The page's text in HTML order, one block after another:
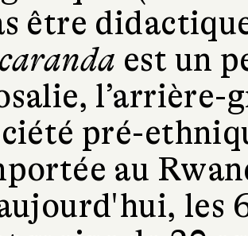
être
est un
l’arrière-
pré-
au
les